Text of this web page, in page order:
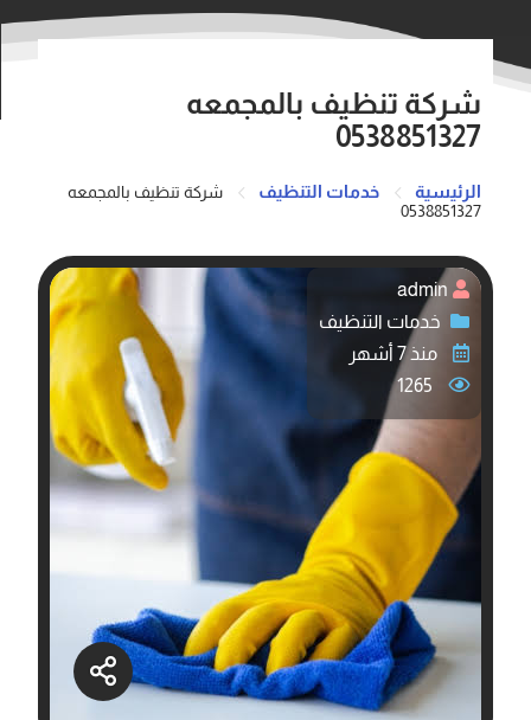
شركة تنظيف بالمجمعه
0538851327
الرئيسية خدمات التنظيف
شركة تنظيف بالمجمعه
0538851327
admin
خدمات التنظيف
منذ 7 أشهر